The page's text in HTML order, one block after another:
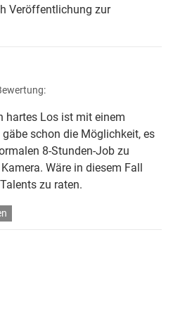
Veröffentlichung zur
hartes Los ist mit einem
gäbe schon die Möglichkeit, es
8-Stunden-Job zu
Wäre in diesem Fall
zu raten.